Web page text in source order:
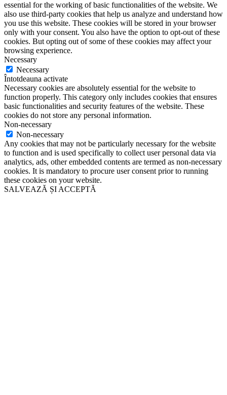
essential for the working of basic functionalities of the website. We
also use third-party cookies that help us analyze and understand how
you use this website. These cookies will be stored in your browser
only with your consent. You also have the option to opt-out of these
cookies. But opting out of some of these cookies may affect your
browsing experience.
Necessary
Necessary
Întotdeauna activate
Necessary cookies are absolutely essential for the website to
function properly. This category only includes cookies that ensures
basic functionalities and security features of the website. These
cookies do not store any personal information.
Non-necessary
Non-necessary
Any cookies that may not be particularly necessary for the website
to function and is used specifically to collect user personal data via
analytics, ads, other embedded contents are termed as non-necessary
cookies. It is mandatory to procure user consent prior to running
these cookies on your website.
SALVEAZĂ ȘI ACCEPTĂ